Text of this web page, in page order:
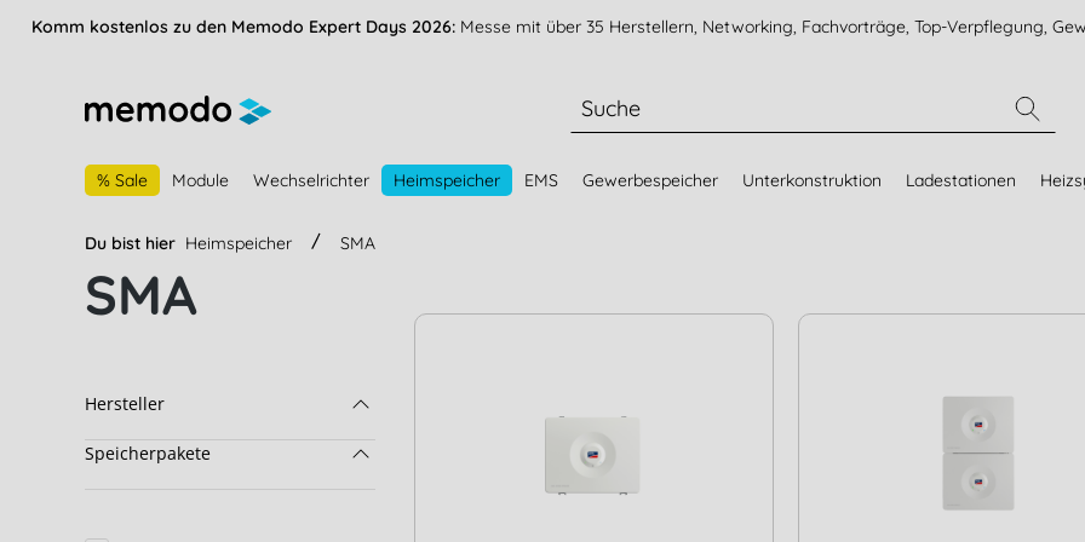
springen Zur Navigation der B2B-Plattform springen
Komm kostenlos zu den Memodo Expert Days 2026: Messe mit über 35 Herstellern, Networking, Fachvorträge, Top-Verpflegung,
% Sale Module Wechselrichter Heimspeicher EMS Gewerbespeicher Unterkonstruktion Ladestationen
Du bist hier Heimspeicher SMA
SMA
Hersteller
SMA
Speicherpakete